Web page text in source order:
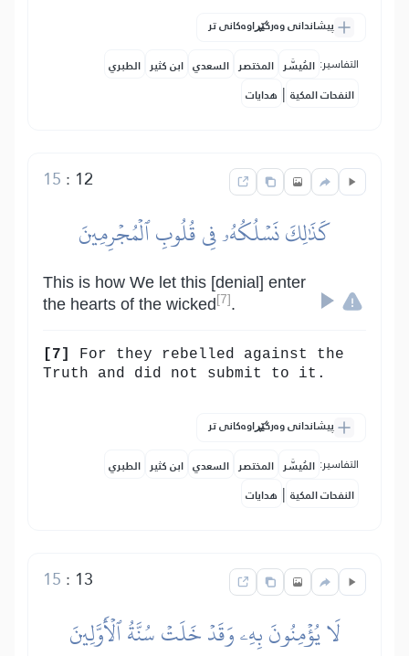
پیشاندانی وەرگێڕاوەکانی تر
التفاسير: المُيسَّر المختصر السعدي ابن كثير الطبري
النفحات المكية | هدايات
12
:
15
كَذَٰلِكَ نَسۡلُكُهُۥ فِي قُلُوبِ ٱلۡمُجۡرِمِينَ
This is how We let this [denial] enter
the hearts of the wicked [7] .
[7]
For they rebelled against the
Truth and did not submit to it.
پیشاندانی وەرگێڕاوەکانی تر
التفاسير: المُيسَّر المختصر السعدي ابن كثير الطبري
النفحات المكية | هدايات
13
:
15
لَا يُؤۡمِنُونَ بِهِۦ وَقَدۡ خَلَتۡ سُنَّةُ ٱلۡأَوَّلِينَ